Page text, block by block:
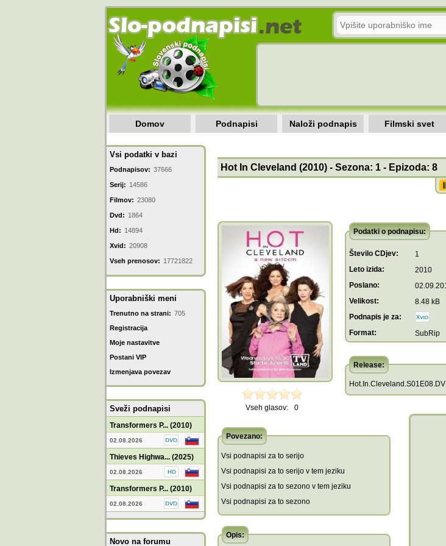
Domov Podnapisi Naloži podnapis Filmski svet
Vsi podatki v bazi
Podnapisov: 37666
Serij: 14586
Filmov: 23080
Dvd: 1864
Hd: 14894
Xvid: 20908
Vseh prenosov: 17721822
Uporabniški meni
Trenutno na strani: 705
Registracija
Moje nastavitve
Postani VIP
Izmenjava povezav
Sveži podnapisi
Transformers P... (2010)
02.08.2026
Thieves Highwa... (2025)
02.08.2026
Transformers P... (2010)
02.08.2026
Novo na forumu
Hot In Cleveland (2010) - Sezona: 1 - Epizoda: 8
Vseh glasov: 0
Podatki o podnapisu:
Število CDjev: 1
Leto izida:
2010
Poslano:
Velikost:
8.48 kB
Podnapis je za:
Format:
SubRip
Release:
Povezano:
Vsi podnapisi za to serijo
Vsi podnapisi za to serijo v tem jeziku
Vsi podnapisi za to sezono v tem jeziku
Vsi podnapisi za to sezono
Opis: